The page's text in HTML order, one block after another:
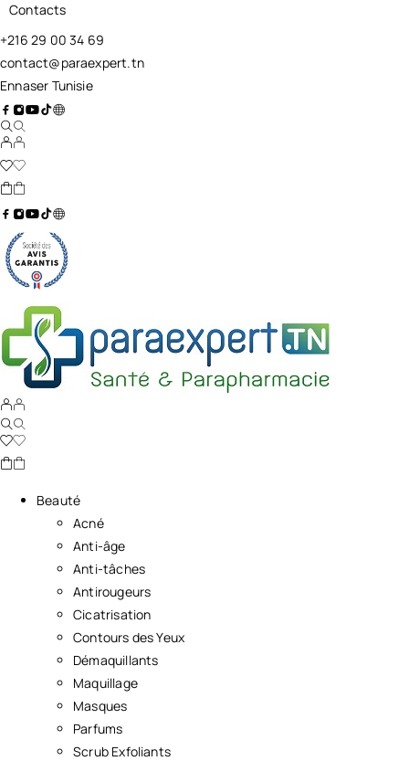
Contacts
+216 29 00 34 69
contact@paraexpert.tn
Ennaser Tunisie
Beauté
Acné
Anti-âge
Anti-tâches
Antirougeurs
Cicatrisation
Contours des Yeux
Démaquillants
Maquillage
Masques
Parfums
Scrub Exfoliants